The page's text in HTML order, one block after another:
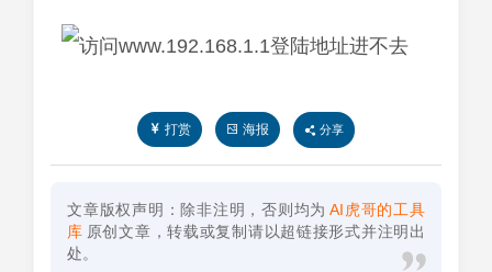
打赏 海报 分享
文章版权声明：除非注明，否则均为 AI虎哥的工具
库 原创文章，转载或复制请以超链接形式并注明出
处。